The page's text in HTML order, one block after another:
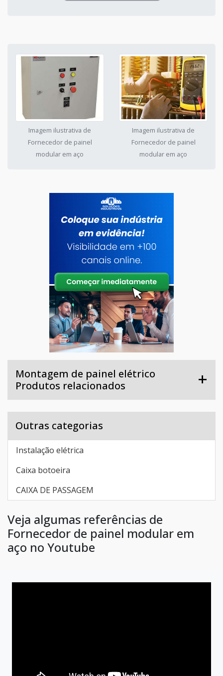
Imagem ilustrativa de
Fornecedor de painel
modular em aço
Imagem ilustrativa de
Fornecedor de painel
modular em aço
Montagem de painel elétrico
Produtos relacionados
Outras categorias
Instalação elétrica
Caixa botoeira
CAIXA DE PASSAGEM
Veja algumas referências de
Fornecedor de painel modular em
aço no Youtube